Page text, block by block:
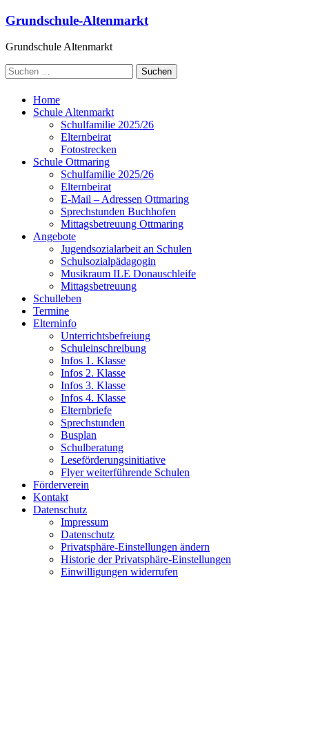
Grundschule-Altenmarkt
Grundschule Altenmarkt
Home
Schule Altenmarkt
Schulfamilie 2025/26
Elternbeirat
Fotostrecken
Schule Ottmaring
Schulfamilie 2025/26
Elternbeirat
E-Mail – Adressen Ottmaring
Sprechstunden Buchhofen
Mittagsbetreuung Ottmaring
Angebote
Jugendsozialarbeit an Schulen
Schulsozialpädagogin
Musikraum ILE Donauschleife
Mittagsbetreuung
Schulleben
Termine
Elterninfo
Unterrichtsbefreiung
Schuleinschreibung
Infos 1. Klasse
Infos 2. Klasse
Infos 3. Klasse
Infos 4. Klasse
Elternbriefe
Sprechstunden
Busplan
Schulberatung
Leseförderungsinitiative
Flyer weiterführende Schulen
Förderverein
Kontakt
Datenschutz
Impressum
Datenschutz
Privatsphäre-Einstellungen ändern
Historie der Privatsphäre-Einstellungen
Einwilligungen widerrufen